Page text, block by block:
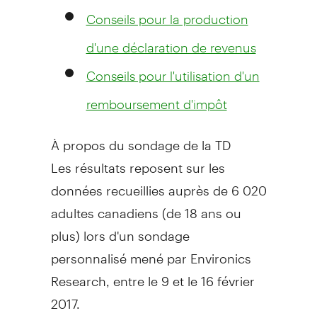
Conseils pour la production
d'une déclaration de revenus
Conseils pour l'utilisation d'un
remboursement d'impôt
À propos du sondage de la TD
Les résultats reposent sur les
données recueillies auprès de 6 020
adultes canadiens (de 18 ans ou
plus) lors d'un sondage
personnalisé mené par Environics
Research, entre le 9 et le 16 février
2017.